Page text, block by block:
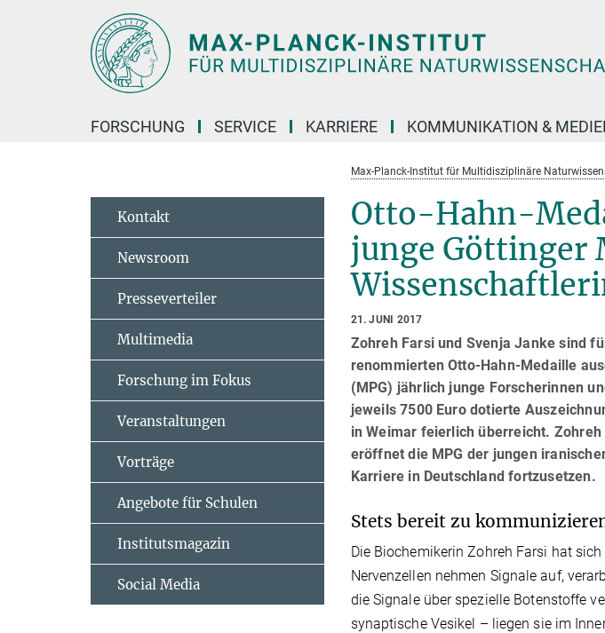
FORSCHUNG SERVICE KARRIERE KOMMUNIKATION &
Max-Planck-Institut für Multidisziplinäre
Otto-Hahn-
junge Göttinger
21. JUNI 2017
Zohreh Farsi und Svenja Janke sind
renommierten Otto-Hahn-Medaille
(MPG) jährlich junge Forscherinnen
jeweils 7500 Euro dotierte
in Weimar feierlich überreicht.
eröffnet die MPG der jungen
Karriere in Deutschland fortzusetzen.
Stets bereit zu
Die Biochemikerin Zohreh Farsi hat
Nervenzellen nehmen Signale auf,
die Signale über spezielle Botenstoffe
synaptische Vesikel – liegen sie im
Kontakt
Newsroom
Presseverteiler
Multimedia
Forschung im Fokus
Veranstaltungen
Vorträge
Angebote für Schulen
Institutsmagazin
Social Media